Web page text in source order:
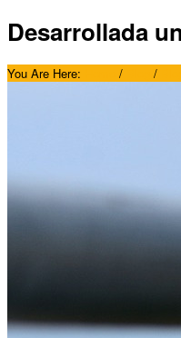
Desarrollada
You Are Here: / /